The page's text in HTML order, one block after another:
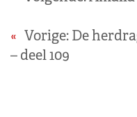
« Vorige: De
– deel 109